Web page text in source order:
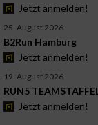
Jetzt anmelden!
25. August 2026
B2Run Hamburg
Jetzt anmelden!
19. August 2026
RUN5
Jetzt anmelden!